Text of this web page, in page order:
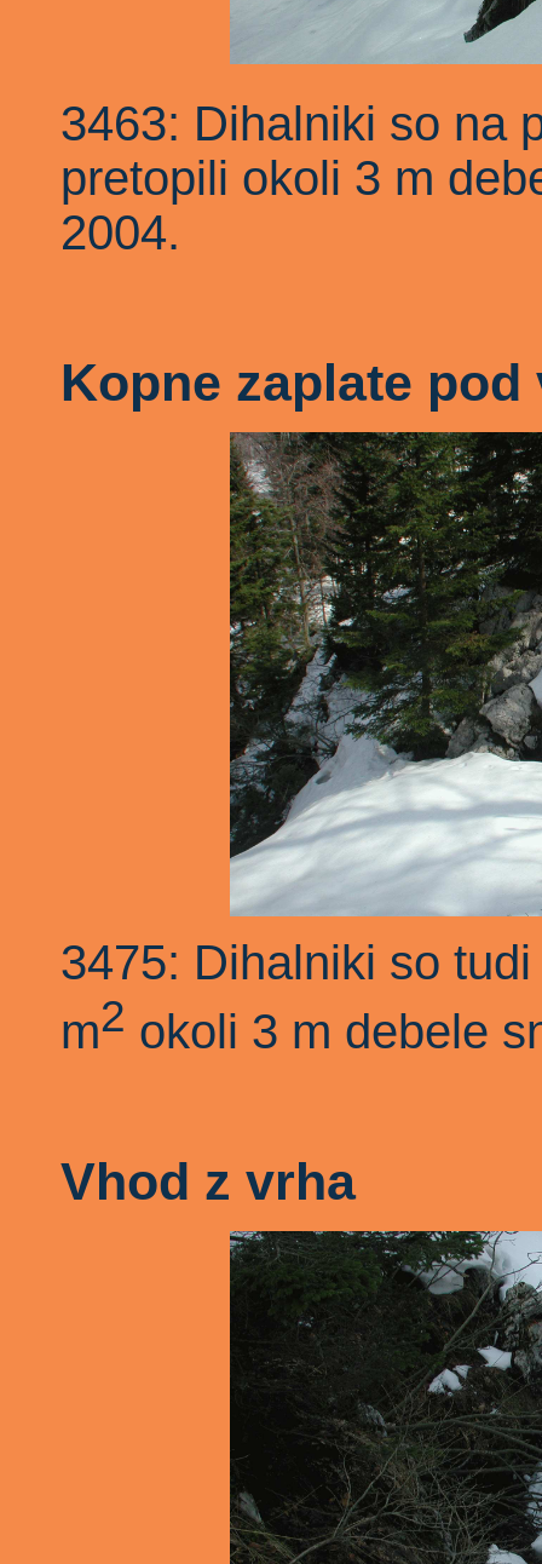
3463: Dihalniki so na
pretopili okoli 3 m
2004.
Kopne zaplate pod
3475: Dihalniki so
m2 okoli 3 m debele
Vhod z vrha